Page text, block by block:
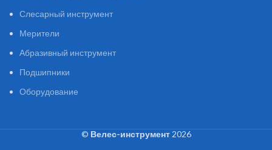
Слесарный инструмент
Мерители
Абразивный инструмент
Подшипники
Оборудование
© Велес-инструмент2026